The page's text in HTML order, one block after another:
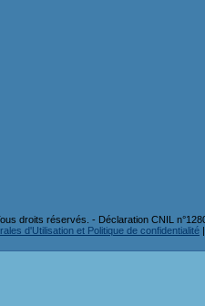
droits réservés. - Déclaration CNIL
d'Utilisation et Politique de confidentialité